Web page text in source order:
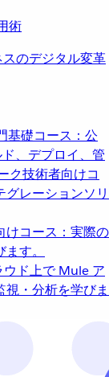
術
のデジタル変革
基礎コース：公
、デプロイ、管
ク技術者向けコ
レーションソリ
けコース：実際の
す。
ド上で Mule ア
・分析を学びま